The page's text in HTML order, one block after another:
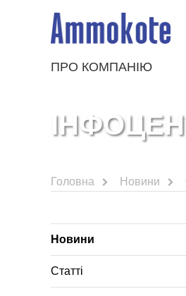
ПРО КОМПАНІЮ
Головна Новини
Новини
Статті